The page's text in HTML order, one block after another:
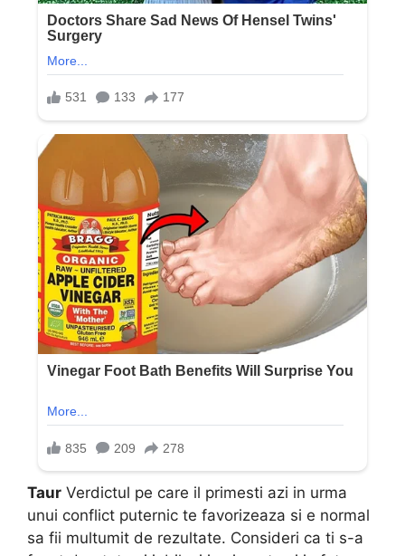
Taur Verdictul pe care il primesti azi in urma
unui conflict puternic te favorizeaza si e normal
sa fii multumit de rezultate. Consideri ca ti s-a